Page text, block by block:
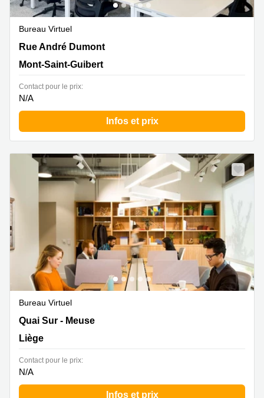
Bureau Virtuel
Rue André Dumont 12,Axis Parc, Dumont 12 Building,
Rue André Dumont
Mont-Saint-Guibert
Contact pour le prix:
N/A
Infos et prix
Bureau Virtuel
Quai Sur - Meuse 19, Liège
Quai Sur - Meuse
Liège
Contact pour le prix:
N/A
Infos et prix